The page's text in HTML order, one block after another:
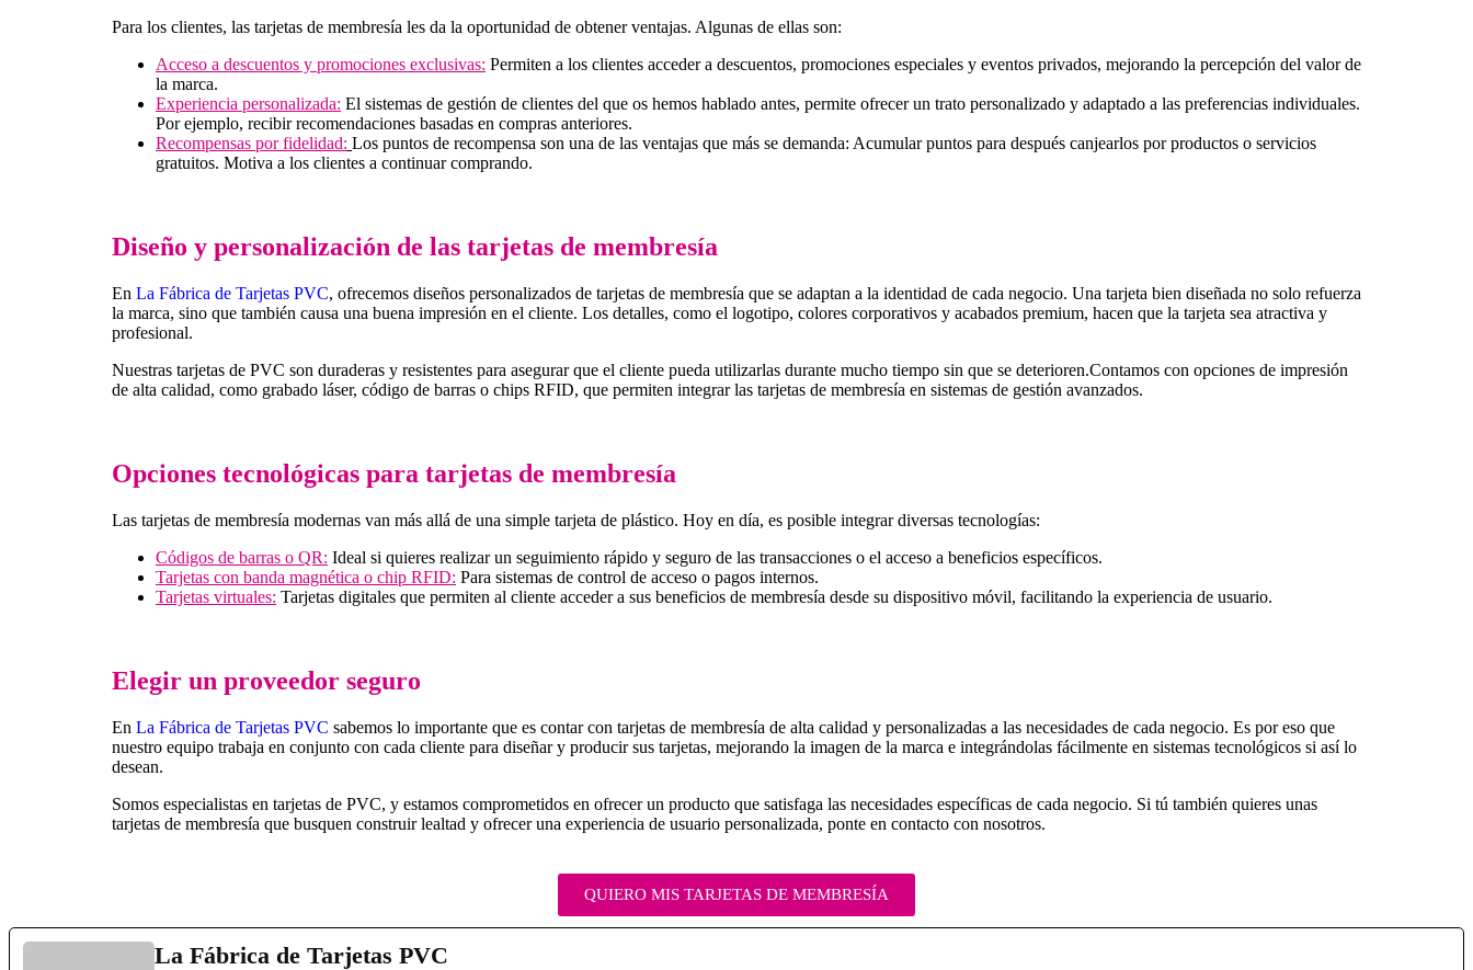
Para los clientes, las tarjetas de membresía les da la oportunidad de obtener ventajas. Algunas de ellas son:
Acceso a descuentos y promociones exclusivas: Permiten a los clientes acceder a descuentos, promociones especiales y eventos privados, mejorando la percepción del valor de
la marca.
Experiencia personalizada: El sistemas de gestión de clientes del que os hemos hablado antes, permite ofrecer un trato personalizado y adaptado a las preferencias individuales.
Por ejemplo, recibir recomendaciones basadas en compras anteriores.
Recompensas por fidelidad: Los puntos de recompensa son una de las ventajas que más se demanda: Acumular puntos para después canjearlos por productos o servicios
gratuitos. Motiva a los clientes a continuar comprando.
Diseño y personalización de las tarjetas de membresía
En La Fábrica de Tarjetas PVC, ofrecemos diseños personalizados de tarjetas de membresía que se adaptan a la identidad de cada negocio. Una tarjeta bien diseñada no solo refuerza
la marca, sino que también causa una buena impresión en el cliente. Los detalles, como el logotipo, colores corporativos y acabados premium, hacen que la tarjeta sea atractiva y
profesional.
Nuestras tarjetas de PVC son duraderas y resistentes para asegurar que el cliente pueda utilizarlas durante mucho tiempo sin que se deterioren.Contamos con opciones de impresión
de alta calidad, como grabado láser, código de barras o chips RFID, que permiten integrar las tarjetas de membresía en sistemas de gestión avanzados.
Opciones tecnológicas para tarjetas de membresía
Las tarjetas de membresía modernas van más allá de una simple tarjeta de plástico. Hoy en día, es posible integrar diversas tecnologías:
Códigos de barras o QR: Ideal si quieres realizar un seguimiento rápido y seguro de las transacciones o el acceso a beneficios específicos.
Tarjetas con banda magnética o chip RFID: Para sistemas de control de acceso o pagos internos.
Tarjetas virtuales: Tarjetas digitales que permiten al cliente acceder a sus beneficios de membresía desde su dispositivo móvil, facilitando la experiencia de usuario.
Elegir un proveedor seguro
En La Fábrica de Tarjetas PVC sabemos lo importante que es contar con tarjetas de membresía de alta calidad y personalizadas a las necesidades de cada negocio. Es por eso que
nuestro equipo trabaja en conjunto con cada cliente para diseñar y producir sus tarjetas, mejorando la imagen de la marca e integrándolas fácilmente en sistemas tecnológicos si así lo
desean.
Somos especialistas en tarjetas de PVC, y estamos comprometidos en ofrecer un producto que satisfaga las necesidades específicas de cada negocio. Si tú también quieres unas
tarjetas de membresía que busquen construir lealtad y ofrecer una experiencia de usuario personalizada, ponte en contacto con nosotros.
QUIERO MIS TARJETAS DE MEMBRESÍA
La Fábrica de Tarjetas PVC